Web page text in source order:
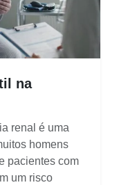
na
renal é uma
homens
pacientes com
um risco